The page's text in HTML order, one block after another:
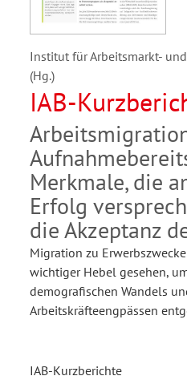
Institut für Arbeitsmarkt-
(Hg.)
IAB-
Merkmale, die
Erfolg
die Akzeptanz
Migration zu
wichtiger Hebel gesehen,
demografischen Wandels
Arbeitskräfteengpässen
IAB-Kurzberichte